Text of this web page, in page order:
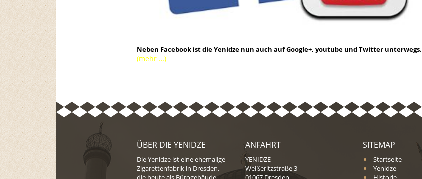
Neben Facebook ist die Yenidze nun auch auf Google+, youtube und Twitter unterwegs.
(mehr …)
ÜBER DIE YENIDZE
Die Yenidze ist eine ehemalige
Zigarettenfabrik in Dresden,
ANFAHRT
YENIDZE
Weißeritzstraße 3
SITEMAP
Startseite
Yenidze